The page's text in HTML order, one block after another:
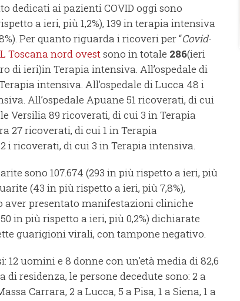
dedicati ai pazienti COVID oggi sono
a ieri, più 1,2%), 139 in terapia intensiva
Per quanto riguarda i ricoveri per “Covid-
Toscana nord ovestsono in totale 286(ieri
di ieri)in Terapia intensiva. All’ospedale di
intensiva. All’ospedale di Lucca 48 i
All’ospedale Apuane 51 ricoverati, di cui
Versilia 89 ricoverati, di cui 3 in Terapia
27 ricoverati, di cui 1 in Terapia
i ricoverati, di cui 3 in Terapia intensiva.
sono 107.674 (293 in più rispetto a ieri, più
(43 in più rispetto a ieri, più 7,8%),
presentato manifestazioni cliniche
in più rispetto a ieri, più 0,2%) dichiarate
guarigioni virali, con tampone negativo.
12 uomini e 8 donne con un'età media di 82,6
residenza, le persone decedute sono: 2 a
Carrara, 2 a Lucca, 5 a Pisa, 1 a Siena, 1 a